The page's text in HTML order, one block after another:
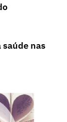
saúde nas